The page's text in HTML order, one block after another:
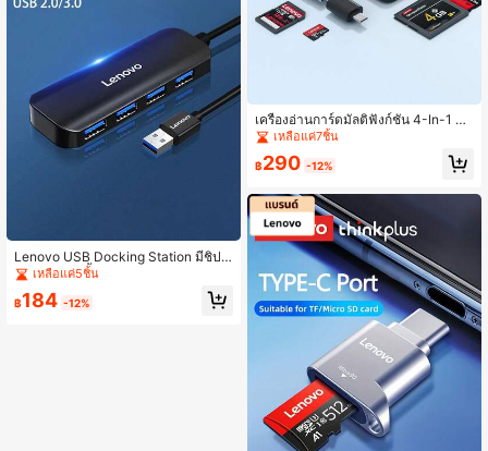
Lenovo USB Docking Station มีชิปคุ
ณภาพสูงติดตั้งอยู่ภายในและทำจากวัส
ดุ ABS สามารถใช้งานร่วมกับหลายระบ
บและเป็นแบบเสียบแล้วใช้งานได้ทันที
เหลือแค่5ชิ้น
฿184 -12%
เครื่องอ่านการ์ดมัลติฟังก์ชัน 4-In-1 Le
novo รองรับการ์ดหน่วยความจำ CF/M
ร็วสูง ทนทาน เสียบและใช้งานได้ทันทีโ
ยระบบ จัดการรูปภาพและข้อมูลได้อย่า
งง่ายดาย
เหลือแค่7ชิ้น
฿290 -12%